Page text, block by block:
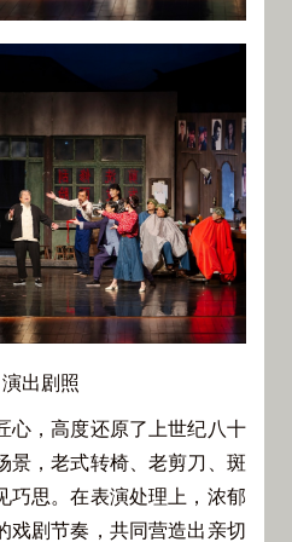
演出剧照
心，高度还原了上世纪八十
景，老式转椅、老剪刀、斑
巧思。在表演处理上，浓郁
戏剧节奏，共同营造出亲切